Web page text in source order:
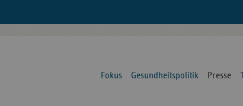
Fokus Gesundheitspolitik Presse